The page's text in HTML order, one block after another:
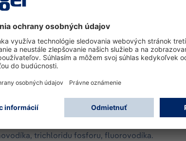
v okolitom vzduchu. Vhodný pre
trichloridu fosforu, fluorovodíka.